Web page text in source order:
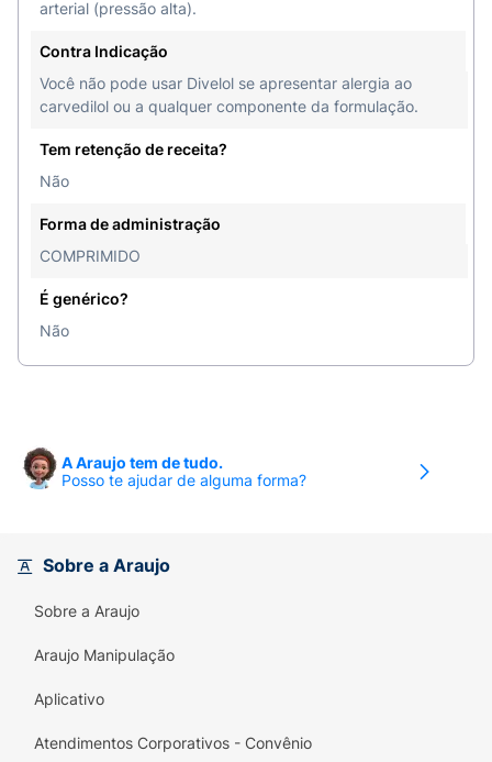
arterial (pressão alta).
Contra Indicação
Você não pode usar Divelol se apresentar alergia ao
carvedilol ou a qualquer componente da formulação.
Tem retenção de receita?
Não
Forma de administração
COMPRIMIDO
É genérico?
Não
A Araujo tem de tudo.
Posso te ajudar de alguma forma?
Sobre a Araujo
Sobre a Araujo
Araujo Manipulação
Aplicativo
Atendimentos Corporativos - Convênio